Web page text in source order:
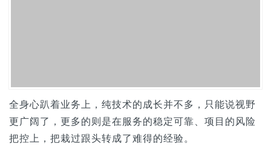
全身心趴着业务上，纯技术的成长并不多，只能说视野
更广阔了，更多的则是在服务的稳定可靠、项目的风险
把控上，把栽过跟头转成了难得的经验。